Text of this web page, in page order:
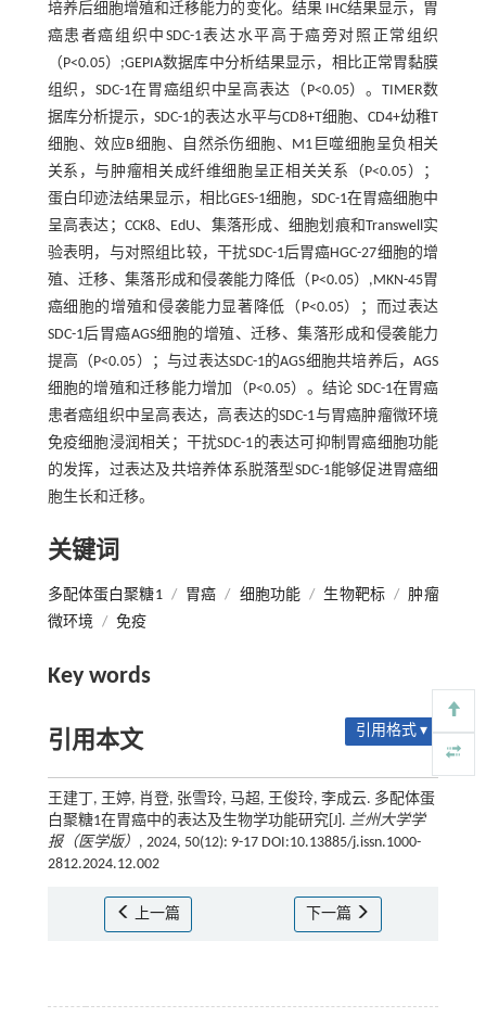
培养后细胞增殖和迁移能力的变化。结果 IHC结果显示，胃
癌患者癌组织中SDC-1表达水平高于癌旁对照正常组织
（P<0.05）;GEPIA数据库中分析结果显示，相比正常胃黏膜
组织，SDC-1在胃癌组织中呈高表达（P<0.05）。TIMER数
据库分析提示，SDC-1的表达水平与CD8+T细胞、CD4+幼稚T
细胞、效应B细胞、自然杀伤细胞、M1巨噬细胞呈负相关
关系，与肿瘤相关成纤维细胞呈正相关关系（P<0.05）；
蛋白印迹法结果显示，相比GES-1细胞，SDC-1在胃癌细胞中
呈高表达；CCK8、EdU、集落形成、细胞划痕和Transwell实
验表明，与对照组比较，干扰SDC-1后胃癌HGC-27细胞的增
殖、迁移、集落形成和侵袭能力降低（P<0.05）,MKN-45胃
癌细胞的增殖和侵袭能力显著降低（P<0.05）；而过表达
SDC-1后胃癌AGS细胞的增殖、迁移、集落形成和侵袭能力
提高（P<0.05）；与过表达SDC-1的AGS细胞共培养后，AGS
细胞的增殖和迁移能力增加（P<0.05）。结论 SDC-1在胃癌
患者癌组织中呈高表达，高表达的SDC-1与胃癌肿瘤微环境
免疫细胞浸润相关；干扰SDC-1的表达可抑制胃癌细胞功能
的发挥，过表达及共培养体系脱落型SDC-1能够促进胃癌细
胞生长和迁移。
关键词
多配体蛋白聚糖1 / 胃癌 / 细胞功能 / 生物靶标 / 肿瘤
微环境 / 免疫
Key words
引用本文 引用格式 ▾
王建丁, 王婷, 肖登, 张雪玲, 马超, 王俊玲, 李成云. 多配体蛋
白聚糖1在胃癌中的表达及生物学功能研究[J]. 兰州大学学
报（医学版） , 2024, 50(12): 9-17 DOI:10.13885/j.issn.1000-
2812.2024.12.002
上一篇 下一篇